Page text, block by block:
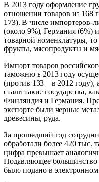
В 2013 году оформление
отношении товаров из 168
173). В числе импортеров-
(около 9%), Германия (6%)
товарной номенклатуры,
фрукты, мясопродукты и
Импорт товаров
таможню в 2013 году
(против 133 – в 2012
стали такие государства,
Финляндия и Германия.
экспорте были черные
древесины, руда.
За прошедший год
обработали более 420 тыс.
цифра превышает
Подавляющее большинство
было подано в